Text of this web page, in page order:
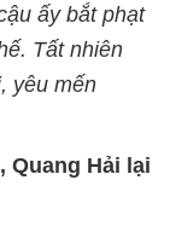
ấy bắt phạt
Tất nhiên
yêu mến
Hải lại